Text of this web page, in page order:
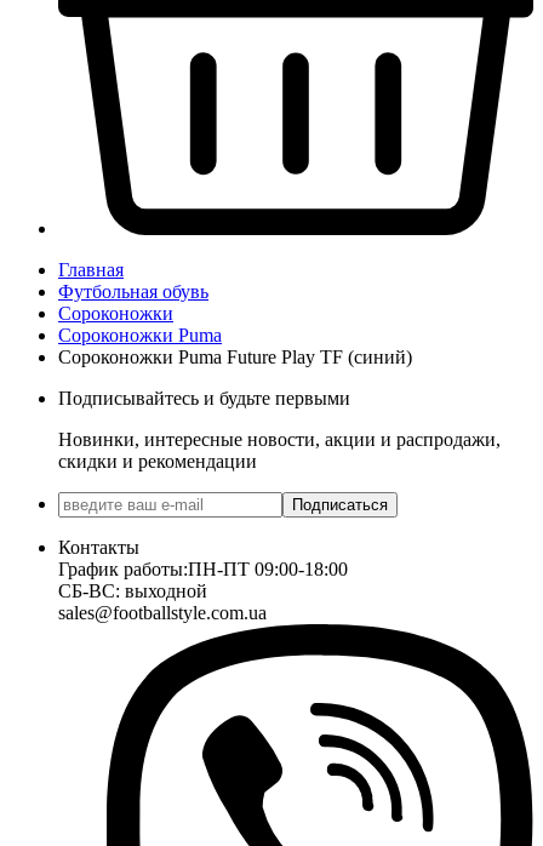
Главная
Футбольная обувь
Сороконожки
Сороконожки Puma
Сороконожки Puma Future Play TF (синий)
Подписывайтесь и будьте первыми
Новинки, интересные новости, акции и распродажи,
скидки и рекомендации
Подписаться
Контакты
График работы:ПН-ПТ 09:00-18:00
СБ-ВС: выходной
sales@footballstyle.com.ua